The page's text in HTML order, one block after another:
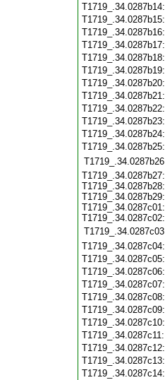
T1719_.34.0287b27:
T1719_.34.0287b28:
T1719_.34.0287b29:
T1719_.34.0287c01:
T1719_.34.0287c02: